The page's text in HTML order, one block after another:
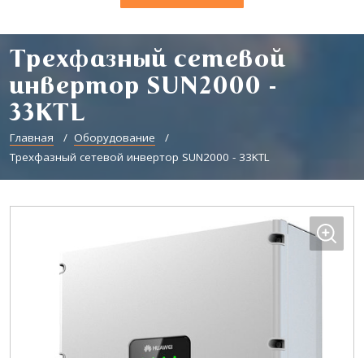
Трехфазный сетевой
инвертор SUN2000 -
33KTL
Главная
Оборудование
Трехфазный сетевой инвертор SUN2000 - 33KTL